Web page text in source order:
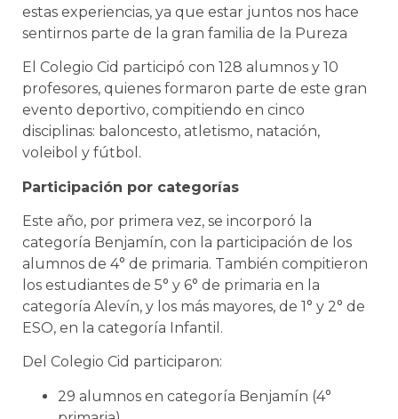
estas experiencias, ya que estar juntos nos hace
sentirnos parte de la gran familia de la Pureza
El Colegio Cid participó con 128 alumnos y 10
profesores, quienes formaron parte de este gran
evento deportivo, compitiendo en cinco
disciplinas: baloncesto, atletismo, natación,
voleibol y fútbol.
Participación por categorías
Este año, por primera vez, se incorporó la
categoría Benjamín, con la participación de los
alumnos de 4° de primaria. También compitieron
los estudiantes de 5° y 6° de primaria en la
categoría Alevín, y los más mayores, de 1° y 2° de
ESO, en la categoría Infantil.
Del Colegio Cid participaron:
29 alumnos en categoría Benjamín (4°